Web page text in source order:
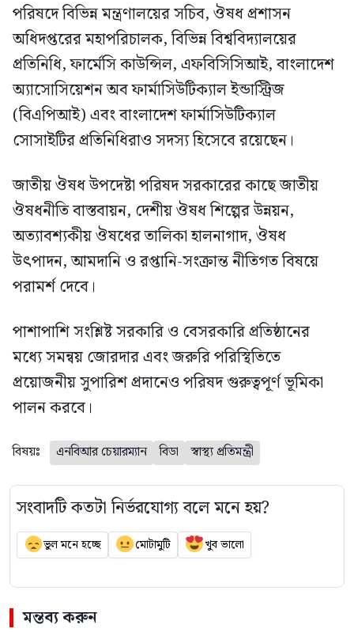
পরিষদে বিভিন্ন মন্ত্রণালয়ের সচিব, ঔষধ প্রশাসন
অধিদপ্তরের মহাপরিচালক, বিভিন্ন বিশ্ববিদ্যালয়ের
প্রতিনিধি, ফার্মেসি কাউন্সিল, এফবিসিসিআই, বাংলাদেশ
অ্যাসোসিয়েশন অব ফার্মাসিউটিক্যাল ইন্ডাস্ট্রিজ
(বিএপিআই) এবং বাংলাদেশ ফার্মাসিউটিক্যাল
সোসাইটির প্রতিনিধিরাও সদস্য হিসেবে রয়েছেন।
জাতীয় ঔষধ উপদেষ্টা পরিষদ সরকারের কাছে জাতীয়
ঔষধনীতি বাস্তবায়ন, দেশীয় ঔষধ শিল্পের উন্নয়ন,
অত্যাবশ্যকীয় ঔষধের তালিকা হালনাগাদ, ঔষধ
উৎপাদন, আমদানি ও রপ্তানি-সংক্রান্ত নীতিগত বিষয়ে
পরামর্শ দেবে।
পাশাপাশি সংশ্লিষ্ট সরকারি ও বেসরকারি প্রতিষ্ঠানের
মধ্যে সমন্বয় জোরদার এবং জরুরি পরিস্থিতিতে
প্রয়োজনীয় সুপারিশ প্রদানেও পরিষদ গুরুত্বপূর্ণ ভূমিকা
পালন করবে।
বিষয়ঃ এনবিআর চেয়ারম্যান বিডা স্বাস্থ্য প্রতিমন্ত্রী
সংবাদটি কতটা নির্ভরযোগ্য বলে মনে হয়?
ভুল মনে হচ্ছে মোটামুটি খুব ভালো
মন্তব্য করুন